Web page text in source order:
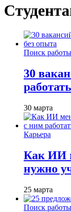
Поиск работы
30
30 марта
Карьера
Как ИИ
нужно
25 марта
Поиск работы